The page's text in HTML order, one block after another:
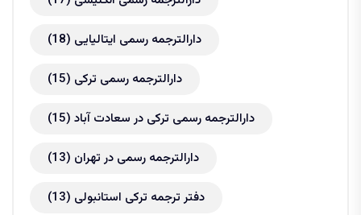
دارالترجمه رسمی ایتالیایی (18)
دارالترجمه رسمی ترکی (15)
دارالترجمه رسمی ترکی در سعادت آباد (15)
دارالترجمه رسمی در تهران (13)
دفتر ترجمه ترکی استانبولی (13)